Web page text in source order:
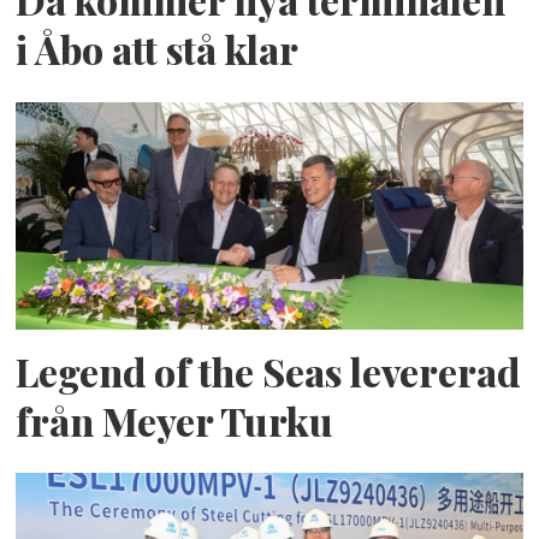
i Åbo att stå klar
Legend of the Seas levererad
från Meyer Turku